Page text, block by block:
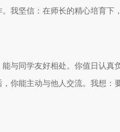
我坚信：在师长的精心培育下
与同学友好相处。你值日认
你能主动与他人交流。我想：